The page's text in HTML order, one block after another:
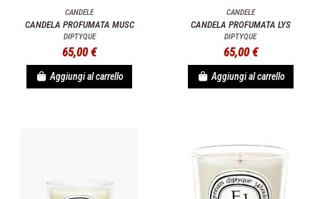
CANDELE
CANDELA PROFUMATA MUSC
DIPTYQUE
65,00 €
Aggiungi al carrello
CANDELE
CANDELA PROFUMATA LYS
DIPTYQUE
65,00 €
Aggiungi al carrello